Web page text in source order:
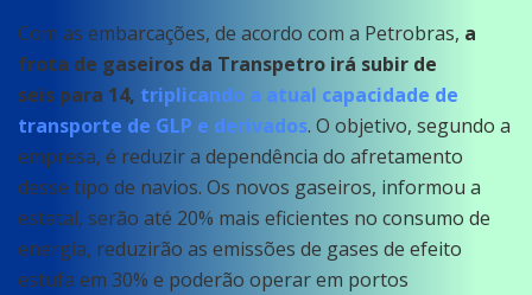
Com as embarcações, de acordo com a Petrobras, a
frota de gaseiros da Transpetro irá subir de
seis para 14, triplicando a atual capacidade de
transporte de GLP e derivados. O objetivo, segundo a
empresa, é reduzir a dependência do afretamento
desse tipo de navios. Os novos gaseiros, informou a
estatal, serão até 20% mais eficientes no consumo de
energia, reduzirão as emissões de gases de efeito
estufa em 30% e poderão operar em portos